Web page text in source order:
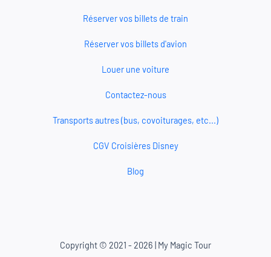
Réserver vos billets de train
Réserver vos billets d'avion
Louer une voiture
Contactez-nous
Transports autres (bus, covoiturages, etc...)
CGV Croisières Disney
Blog
Copyright © 2021 - 2026 | My Magic Tour